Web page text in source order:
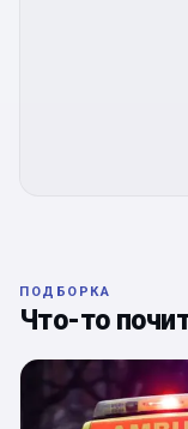
ПОДБОРКА
Что-то